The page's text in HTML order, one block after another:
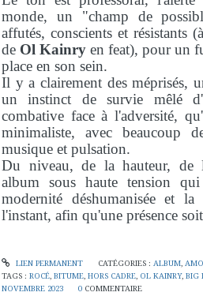
monde, un "champ de
affutés, conscients et résistants
de Ol Kainry en feat), pour un
place en son sein.
Il y a clairement des méprisés,
un instinct de survie mêlé
combative face à l'adversité,
minimaliste, avec beaucoup
musique et pulsation.
Du niveau, de la hauteur, de
album sous haute tension
modernité déshumanisée et la
l'instant, afin qu'une présence
LIEN PERMANENT CATÉGORIES : ALBUM,
TAGS : ROCÉ, BITUME, HORS CADRE, OL KAINRY, BIG
NOVEMBRE 2023
0 COMMENTAIRE